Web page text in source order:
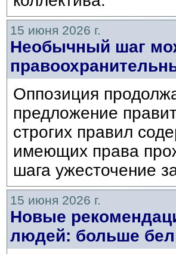
15 июня 2026 г.
Необычный шаг
Оппозиция
предложение
строгих правил
имеющих права
шага ужесточение
15 июня 2026 г.
Новые
людей: больше